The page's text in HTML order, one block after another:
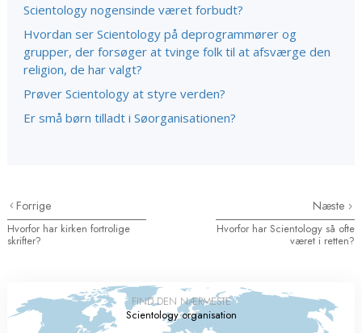
Scientology nogensinde været forbudt?
Hvordan ser Scientology på deprogrammører og
grupper, der forsøger at tvinge folk til at afsværge den
religion, de har valgt?
Prøver Scientology at styre verden?
Er små børn tilladt i Søorganisationen?
Forrige
Hvorfor har kirken fortrolige
skrifter?
Næste
Hvorfor har Scientology så ofte
været i retten?
FIND DEN NÆRMESTE
Scientology organisation